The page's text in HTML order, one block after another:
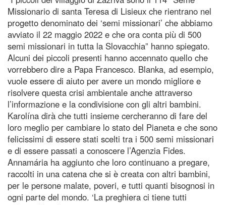
Missionario di santa Teresa di Lisieux che rientrano nel
progetto denominato dei ‘semi missionari’ che abbiamo
avviato il 22 maggio 2022 e che ora conta più di 500
semi missionari in tutta la Slovacchia” hanno spiegato.
Alcuni dei piccoli presenti hanno accennato quello che
vorrebbero dire a Papa Francesco. Blanka, ad esempio,
vuole essere di aiuto per avere un mondo migliore e
risolvere questa crisi ambientale anche attraverso
l’informazione e la condivisione con gli altri bambini.
Karolína dirà che tutti insieme cercheranno di fare del
loro meglio per cambiare lo stato del Pianeta e che sono
felicissimi di essere stati scelti tra i 500 semi missionari
e di essere passati a conoscere l’Agenzia Fides.
Annamária ha aggiunto che loro continuano a pregare,
raccolti in una catena che si è creata con altri bambini,
per le persone malate, poveri, e tutti quanti bisognosi in
ogni parte del mondo. ‘La preghiera ci tiene tutti